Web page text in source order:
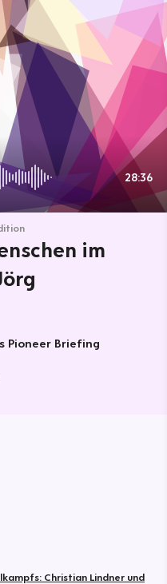
28:36
im
Pioneer Briefing
Christian Lindner und